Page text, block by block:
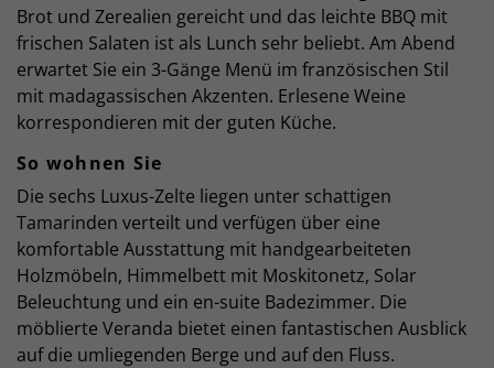
Brot und Zerealien gereicht und das leichte BBQ mit
frischen Salaten ist als Lunch sehr beliebt. Am Abend
erwartet Sie ein 3-Gänge Menü im französischen Stil
mit madagassischen Akzenten. Erlesene Weine
korrespondieren mit der guten Küche.
So wohnen Sie
Die sechs Luxus-Zelte liegen unter schattigen
Tamarinden verteilt und verfügen über eine
komfortable Ausstattung mit handgearbeiteten
Holzmöbeln, Himmelbett mit Moskitonetz, Solar
Beleuchtung und ein en-suite Badezimmer. Die
möblierte Veranda bietet einen fantastischen Ausblick
auf die umliegenden Berge und auf den Fluss.